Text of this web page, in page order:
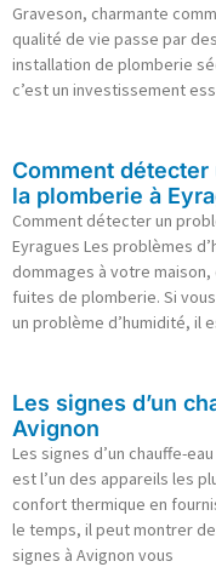
Graveson, charmante
qualité de vie passe par
installation de plomberie
c’est un investissement
Comment détecter
la plomberie à
Comment détecter un
Eyragues Les problèmes
dommages à votre
fuites de plomberie. Si
un problème d’humidité, il
Les signes d’un
Avignon
Les signes d’un chauffe-
est l’un des appareils les
confort thermique en
le temps, il peut montrer
signes à Avignon vous